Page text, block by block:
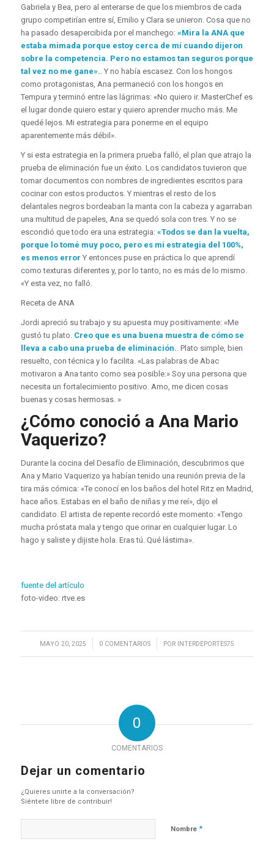
Gabriela y Bea, pero al enterarse de que los miembros de cada
grupo competirían entre sí, Emilio y Clara se unieron. Cosa que no
ha pasado desapercibida por el manchego:«Mira la ANA que
estaba mimada porque estoy cerca de mí cuando dijeron
sobre la competencia. Pero no estamos tan seguros porque
tal vez no me gane».. Y no había escasez. Con los hongos
como protagonistas, Ana permaneció con los hongos en
Tempura y terminó entre las lágrimas: «No quiero ir. MasterChef es
el lugar donde quiero estar y quiero aprender mucho más. Me
quedé lejos. Mi estrategia para ponerme en el equipo
aparentemente más débil».
Y si esta estrategia en la primera prueba falló, el plan que atrajo la
prueba de eliminación fue un éxito. Los candidatos tuvieron que
tomar documentos con nombres de ingredientes escritos para
cocinar con estos productos. Y mientras el resto de los
delantales negros bordeaban la manta con la cabeza y agarraban
una multitud de papeles, Ana se quedó sola con tres. Y no se
escondió que todo era una estrategia:«Todos se dan la vuelta,
porque lo tomé muy poco, pero es mi estrategia del 100%,
es menos error Y entonces puse en práctica lo que aprendí
como texturas diferentes y, por lo tanto, no es más de lo mismo.
«Y esta vez, no falló.
Receta de ANA
Jordi apreció su trabajo y su apuesta muy positivamente: «Me
gustó tu plato. Creo que es una buena muestra de cómo se
lleva a cabo una prueba de eliminación.. Plato simple, bien
resuelto, con técnica y lo facilita. «Las palabras de Abac
motivaron a Ana tanto como sea posible:» Soy una persona que
necesita un fortalecimiento positivo. Amo, me dicen cosas
buenas y cosas hermosas. »
¿Cómo conoció a Ana Mario
Vaquerizo?
Durante la cocina del Desafío de Eliminación, descubrimos que
Ana y Mario Vaquerizo ya habían tenido una reunión previa de la
tira más cómica: «Te conocí en los baños del hotel Ritz en Madrid,
hace años. Estabas en el baño de niñas y me reí», dijo el
candidato. El artista de repente recordó este momento: «Tengo
mucha próstata mala y tengo que orinar en cualquier lugar. Lo
hago y saliste y dijiste hola. Eras tú. Qué lástima».
fuente del artículo
foto-video: rtve.es
MAYO 20, 2025
/ 0 COMENTARIOS
/ POR INTERDEPORTES75
0
COMENTARIOS
Dejar un comentario
¿Quieres unirte a la conversación?
Siéntete libre de contribuir!
Nombre *